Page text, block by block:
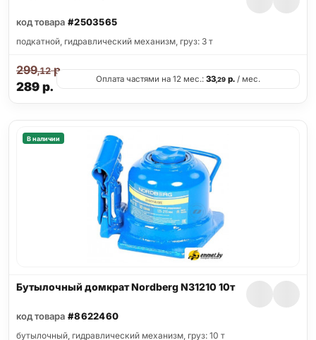
код товара #2503565
подкатной, гидравлический механизм, груз: 3 т
289р.
299,12р.
Оплата частями на 12 мес.: 33,29р./ мес.
В наличии
Бутылочный домкрат Nordberg N31210 10т
код товара #8622460
бутылочный, гидравлический механизм, груз: 10 т